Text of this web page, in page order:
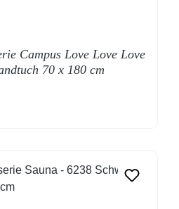
Campus Love Love Love
70 x 180 cm